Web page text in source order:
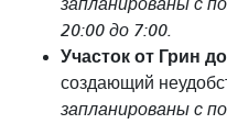
20:00 до 7:00.
Участок от Грин
создающий
запланированы с